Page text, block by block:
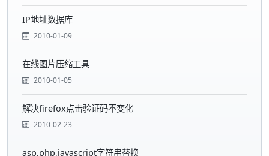
IP地址数据库
2010-01-09
在线图片压缩工具
2010-01-05
解决firefox点击验证码不变化
2010-02-23
asp,php,javascript字符串替换